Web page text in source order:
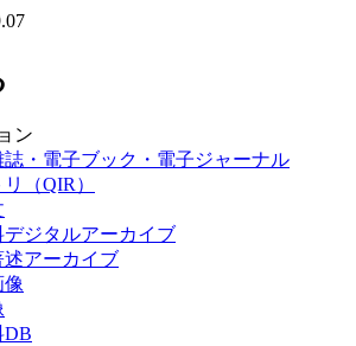
ン
誌・電子ブック・電子ジャーナル
（QIR）
デジタルアーカイブ
述アーカイブ
像
DB